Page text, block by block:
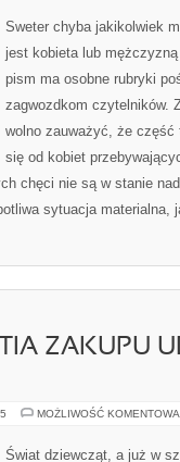
Sweter chyba jakikolwiek
jest kobieta lub
pism ma osobne rubryki
zagwozdkom czytelników.
wolno zauważyć, że część
się od kobiet
chęci nie są w stanie
sytuacja materialna,
ZAKUPU
MOŻLIWOŚĆ
Świat dziewcząt, a już w